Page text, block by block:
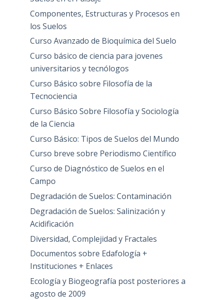
Componentes, Estructuras y Procesos en
los Suelos
Curso Avanzado de Bioquímica del Suelo
Curso básico de ciencia para jovenes
universitarios y tecnólogos
Curso Básico sobre Filosofía de la
Tecnociencia
Curso Básico Sobre Filosofía y Sociología
de la Ciencia
Curso Básico: Tipos de Suelos del Mundo
Curso breve sobre Periodismo Científico
Curso de Diagnóstico de Suelos en el
Campo
Degradación de Suelos: Contaminación
Degradación de Suelos: Salinización y
Acidificación
Diversidad, Complejidad y Fractales
Documentos sobre Edafología +
Instituciones + Enlaces
Ecología y Biogeografía post posteriores a
agosto de 2009